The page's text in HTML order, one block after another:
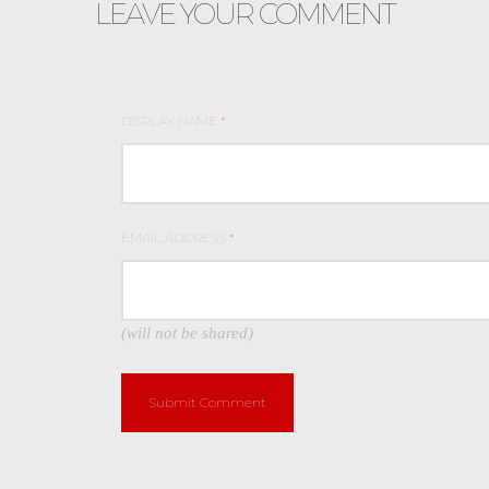
LEAVE YOUR COMMENT
DISPLAY NAME *
EMAIL ADDRESS *
(will not be shared)